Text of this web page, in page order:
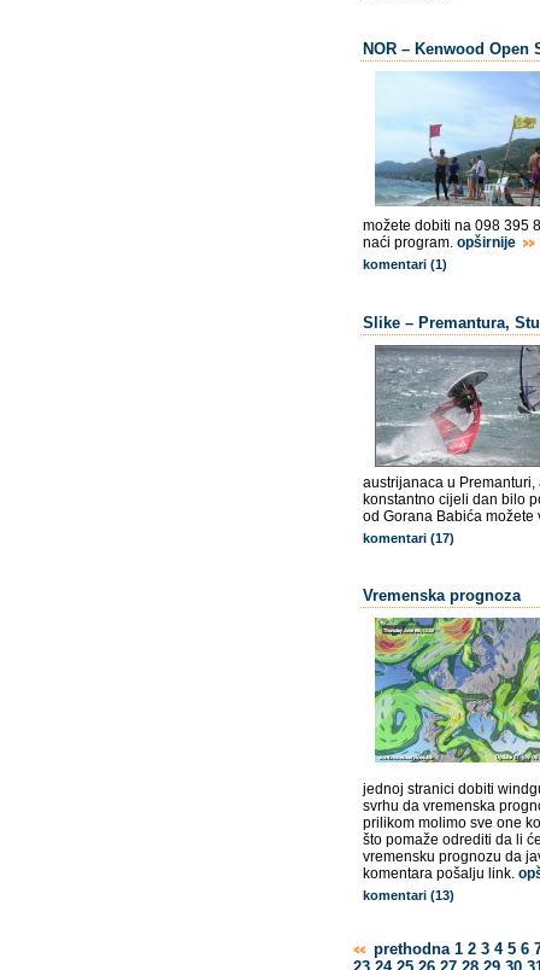
NOR – Kenwood Open
možete dobiti na 098 395
naći program. opširnije
komentari (1)
Slike – Premantura,
austrijanaca u
konstantno cijeli dan bilo
od Gorana Babića
komentari (17)
Vremenska prognoza
jednoj stranici dobiti
svrhu da vremenska
prilikom molimo sve one
što pomaže odrediti da li
vremensku prognozu da
komentara pošalju link.
komentari (13)
prethodna 1 2 3 4 5 6